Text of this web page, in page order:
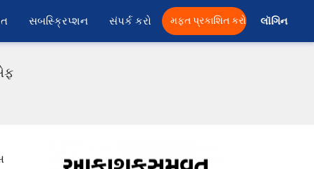
સબસ્ક્રિપ્શન સંપર્ક કરો મફત પ્રકાશિત કરો લૉગિન